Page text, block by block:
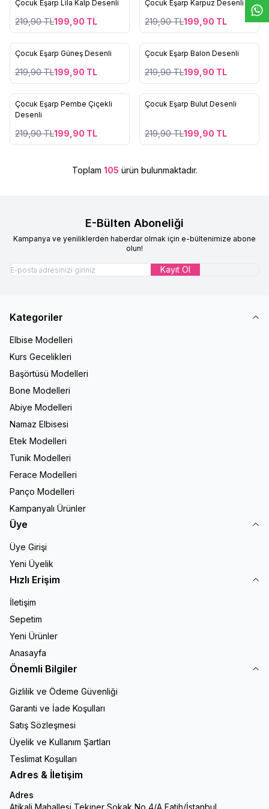
Yeni
%9
Çocuk Eşarp Lila Kalp Desenli
219,90TL199,90 TL
Yeni
%9
Çocuk Eşarp Karpuz Desenli
219,90TL199,90 TL
Yeni
%9
Çocuk Eşarp Güneş Desenli
219,90TL199,90 TL
Yeni
%9
Çocuk Eşarp Balon Desenli
219,90TL199,90 TL
Yeni
% 9
Favorilere Ekle
Çocuk Eşarp Pembe Çiçekli
Desenli
219,90TL199,90 TL
Yeni
Çocuk Eşarp Bulut Desenli
219,90TL199,90 TL
Toplam 105 ürün bulunmaktadır.
E-Bülten Aboneliği
Kampanya ve yeniliklerden haberdar olmak için e-bültenimize abone
olun!
Kayıt Ol
Kategoriler
Elbise Modelleri
Kurs Gecelikleri
Başörtüsü Modelleri
Bone Modelleri
Abiye Modelleri
Namaz Elbisesi
Etek Modelleri
Tunik Modelleri
Ferace Modelleri
Panço Modelleri
Kampanyalı Ürünler
Üye
Üye Girişi
Yeni Üyelik
Hızlı Erişim
İletişim
Sepetim
Yeni Ürünler
Anasayfa
Önemli Bilgiler
Gizlilik ve Ödeme Güvenliği
Garanti ve İade Koşulları
Satış Sözleşmesi
Üyelik ve Kullanım Şartları
Teslimat Koşulları
Adres & İletişim
Adres
Atikali Mahallesi Tekiner Sokak No 4/A Fatih/İstanbul